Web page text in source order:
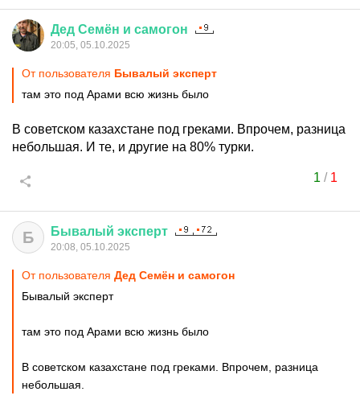
Дед Семён и самогон
20:05, 05.10.2025
От пользователя Бывалый эксперт
там это под Арами всю жизнь было
В советском казахстане под греками. Впрочем, разница
небольшая. И те, и другие на 80% турки.
1 / 1
Б Бывалый эксперт
20:08, 05.10.2025
От пользователя Дед Семён и самогон
Бывалый эксперт
там это под Арами всю жизнь было
В советском казахстане под греками. Впрочем, разница
небольшая.